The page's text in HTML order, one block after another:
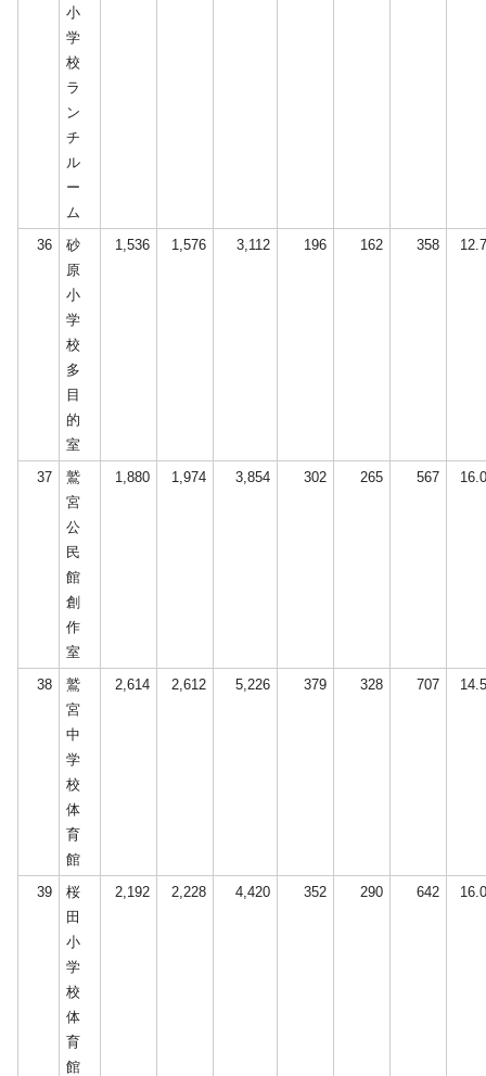
小
学
校
ラ
ン
チ
ル
ー
ム
36
砂
原
小
学
校
多
目
的
室
1,536 1,576 3,112 196 162 358
37
鷲
宮
公
民
館
創
作
室
1,880 1,974 3,854 302 265 567
38
鷲
宮
中
学
校
体
育
館
2,614 2,612 5,226 379 328 707
39
桜
田
小
学
校
体
育
館
2,192 2,228 4,420 352 290 642